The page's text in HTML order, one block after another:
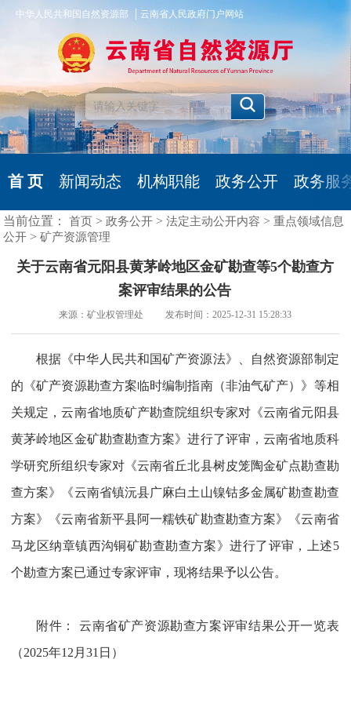
中华人民共和国自然资源部 |云南省人民政府门户网站
首 页 新闻动态 机构职能 政务公开 政务服
当前位置：首页 > 政务公开 >法定主动公开内容 >重点领域信息
公开 >矿产资源管理
关于云南省元阳县黄茅岭地区金矿勘查等5个勘查方
案评审结果的公告
来源：矿业权管理处 发布时间：2025-12-31 15:28:33
根据《中华人民共和国矿产资源法》、自然资源部制定
的《矿产资源勘查方案临时编制指南（非油气矿产）》等相
关规定，云南省地质矿产勘查院组织专家对《云南省元阳县
黄茅岭地区金矿勘查勘查方案》进行了评审，云南省地质科
学研究所组织专家对《云南省丘北县树皮笼陶金矿点勘查勘
查方案》《云南省镇沅县广麻白土山镍钴多金属矿勘查勘查
方案》《云南省新平县阿一糯铁矿勘查勘查方案》《云南省
马龙区纳章镇西沟铜矿勘查勘查方案》进行了评审，上述5
个勘查方案已通过专家评审，现将结果予以公告。
附件：
云南省矿产资源勘查方案评审结果公开一览表
（2025年12月31日）